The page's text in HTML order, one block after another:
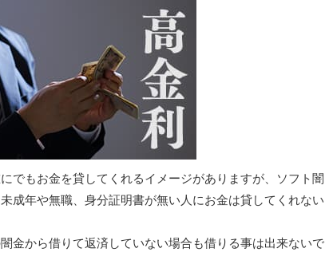
でもお金を貸してくれるイメージがありますが、ソフト闇
成年や無職、身分証明書が無い人にお金は貸してくれない
金から借りて返済していない場合も借りる事は出来ないで